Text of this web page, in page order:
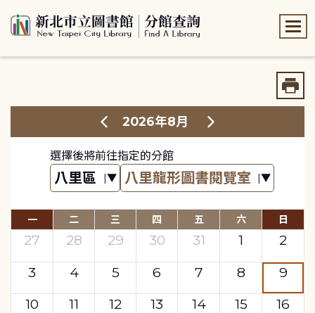
2026年8月
選擇後將前往指定的分館
一 二 三 四 五 六 日
27 28 29 30 31 1
2
3
4 5 6 7 8
9
10
11 12 13 14 15
16